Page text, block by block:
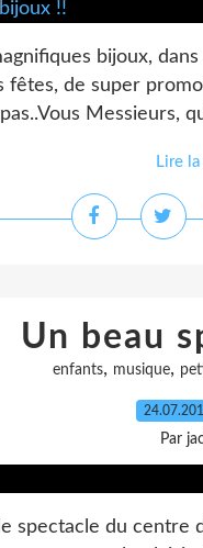
bijoux,
fêtes, de super
Messieurs,
Lire
Un beau
enfants, musique,
Par
spectacle du centre